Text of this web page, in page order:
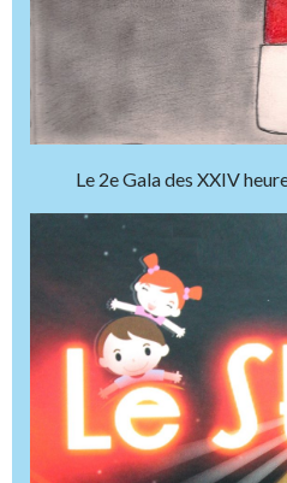
Le 2e Gala des XXIV